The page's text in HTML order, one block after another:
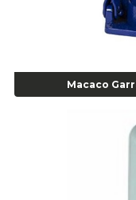
Agulha Escariadora/
Agulha Inserto Pneu s/
Agulha Inserto Pneu s/
Agulha Inserto Pneus s/
Agulha para Aplicação
Alicate Anéis Interno
Macaco